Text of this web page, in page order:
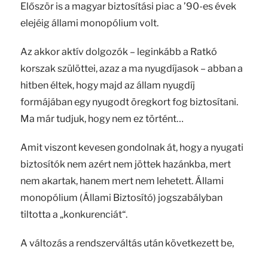
Először is a magyar biztosítási piac a ’90-es évek
elejéig állami monopólium volt.
Az akkor aktív dolgozók – leginkább a Ratkó
korszak szülöttei, azaz a ma nyugdíjasok – abban a
hitben éltek, hogy majd az állam nyugdíj
formájában egy nyugodt öregkort fog biztosítani.
Ma már tudjuk, hogy nem ez történt…
Amit viszont kevesen gondolnak át, hogy a nyugati
biztosítók nem azért nem jöttek hazánkba, mert
nem akartak, hanem mert nem lehetett. Állami
monopólium (Állami Biztosító) jogszabályban
tiltotta a „konkurenciát“.
A változás a rendszerváltás után következett be,